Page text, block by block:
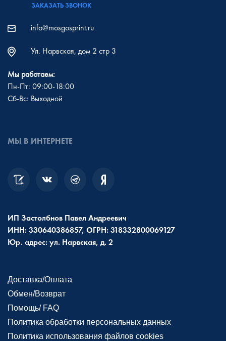
ЗАКАЗАТЬ ЗВОНОК
info@mosgosprint.ru
Ул. Нарвская, дом 2 стр 3
Мы работаем:
Пн-Пт: 09:00-18:00
Сб-Вс: Выходной
МЫ В ИНТЕРНЕТЕ
ИП Застолбнов Павел Андреевич
ИНН: 330640386857, ОГРН: 318332800069127
Юр. адрес: ул. Нарвская, д. 2
Доставка/Оплата
Обмен/Возврат
Помощь/ FAQ
Политика обработки персональных данных
Политика использования файлов cookies